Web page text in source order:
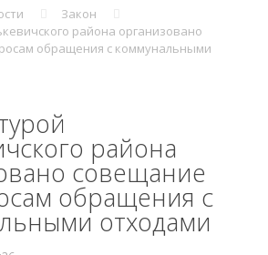
Закон
района организовано
обращения с коммунальными
района
совещание
обращения с
отходами